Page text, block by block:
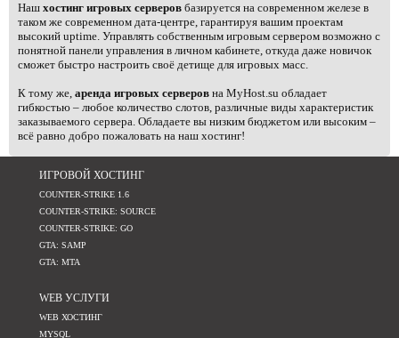
Наш хостинг игровых серверов базируется на современном железе в
таком же современном дата-центре, гарантируя вашим проектам
высокий uptime. Управлять собственным игровым сервером возможно с
понятной панели управления в личном кабинете, откуда даже новичок
сможет быстро настроить своё детище для игровых масс.
К тому же, аренда игровых серверов на MyHost.su обладает
гибкостью – любое количество слотов, различные виды характеристик
заказываемого сервера. Обладаете вы низким бюджетом или высоким –
всё равно добро пожаловать на наш хостинг!
ИГРОВОЙ ХОСТИНГ
COUNTER-STRIKE 1.6
COUNTER-STRIKE: SOURCE
COUNTER-STRIKE: GO
GTA: SAMP
GTA: MTA
WEB УСЛУГИ
WEB ХОСТИНГ
MYSQL